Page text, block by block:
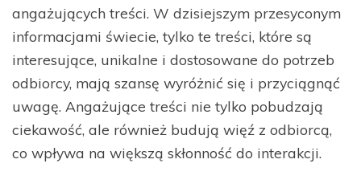
angażujących treści. W dzisiejszym przesyconym
informacjami świecie, tylko te treści, które są
interesujące, unikalne i dostosowane do potrzeb
odbiorcy, mają szansę wyróżnić się i przyciągnąć
uwagę. Angażujące treści nie tylko pobudzają
ciekawość, ale również budują więź z odbiorcą,
co wpływa na większą skłonność do interakcji.